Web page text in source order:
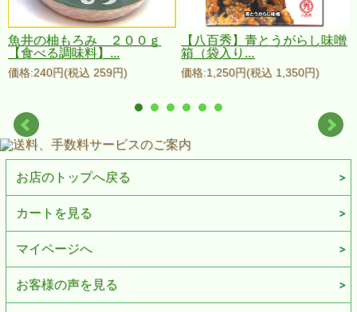
魚井の柚もろみ ２００ｇ
【食べる調味料】...
価格:240円(税込 259円)
【八百秀】青とうがらし味噌
箱（袋入り...
価格:1,250円(税込 1,350円)
お店のトップへ戻る
カートを見る
マイページへ
お客様の声を見る